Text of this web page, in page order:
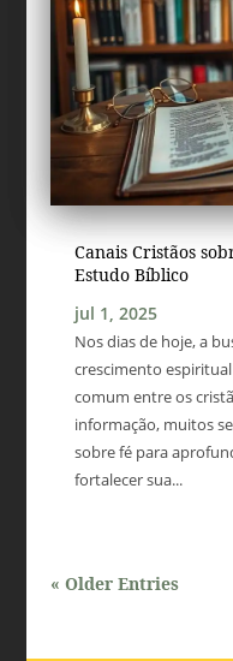
Canais Cristãos
Estudo Bíblico
jul 1, 2025
Nos dias de hoje, a
crescimento
comum entre os
informação, muitos
sobre fé para
fortalecer sua...
« Older Entries